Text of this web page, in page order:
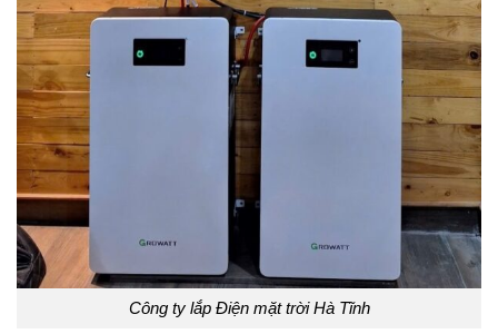
Công ty lắp Điện mặt trời Hà Tĩnh